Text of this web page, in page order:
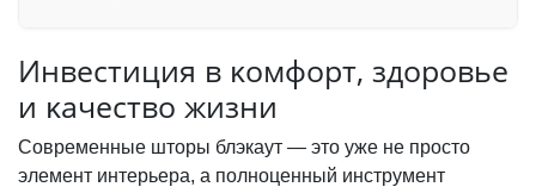
дневного сна ребёнка.
Инвестиция в ĸомфорт, здоровье
и ĸачество жизни
Современные шторы блэкаут — это уже не просто
элемент интерьера, а полноценный инструмент